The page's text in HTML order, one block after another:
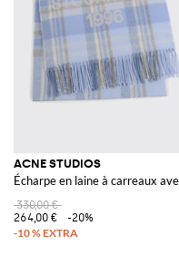
ACNE STUDIOS
Écharpe en laine à carreaux
330,00 €
264,00 €
-20%